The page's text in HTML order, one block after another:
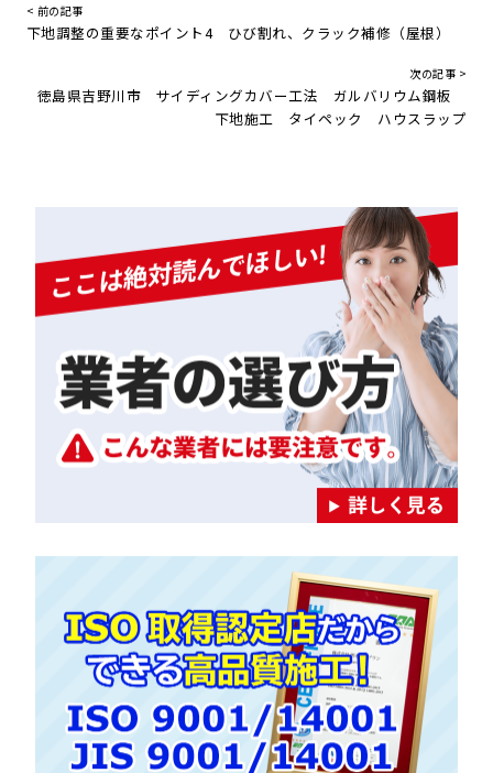
< 前の記事
下地調整の重要なポイント4 ひび割れ、クラック補修（屋根）
次の記事 >
徳島県吉野川市 サイディングカバー工法 ガルバリウム鋼板
下地施工 タイペック ハウスラップ